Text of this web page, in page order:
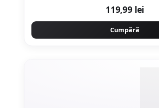
119,99 lei
Cumpără